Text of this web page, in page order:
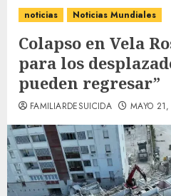
noticias Noticias Mundiales
Colapso en Vela
para los
pueden regresar”
FAMILIARDESUICIDA MAYO